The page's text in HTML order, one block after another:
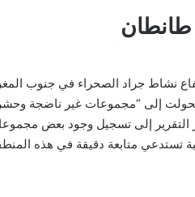
نشاط جراد الصحراء في جنوب
إلى “مجموعات غير ناضجة
إلى تسجيل وجود بعض
تستدعي متابعة دقيقة في هذه